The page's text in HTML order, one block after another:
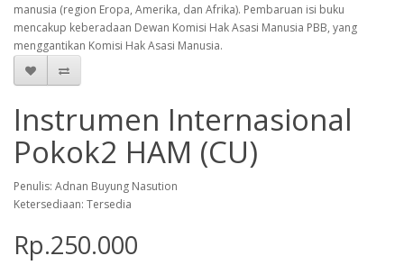
manusia (region Eropa, Amerika, dan Afrika). Pembaruan isi buku
mencakup keberadaan Dewan Komisi Hak Asasi Manusia PBB, yang
menggantikan Komisi Hak Asasi Manusia.
Instrumen Internasional
Pokok2 HAM (CU)
Penulis: Adnan Buyung Nasution
Ketersediaan: Tersedia
Rp.250.000